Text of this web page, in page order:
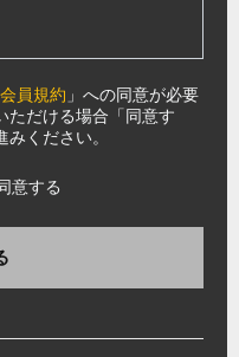
員規約 」への同意が必要
ただける場合「同意す
ください。
意する